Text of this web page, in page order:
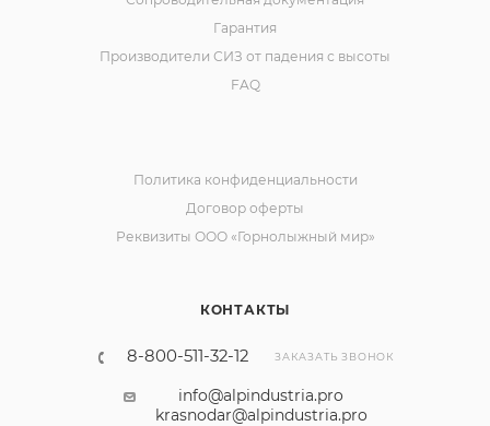
Гарантия
Производители СИЗ от падения с высоты
FAQ
КОНТАКТЫ
8-800-511-32-12 ЗАКАЗАТЬ ЗВОНОК
info@alpindustria.pro
krasnodar@alpindustria.pro
Политика конфиденциальности
Договор оферты
Реквизиты ООО «Горнолыжный мир»